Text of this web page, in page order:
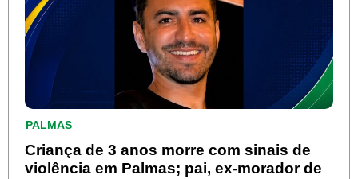
PALMAS
Criança de 3 anos morre com sinais de
violência em Palmas; pai, ex-morador de